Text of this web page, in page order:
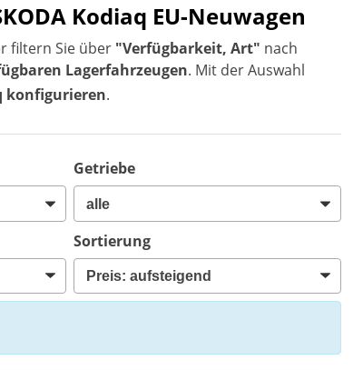
Kodiaq EU-Neuwagen
filtern Sie über "Verfügbarkeit, Art" nach
Lagerfahrzeugen. Mit der Auswahl
konfigurieren.
Getriebe
Sortierung